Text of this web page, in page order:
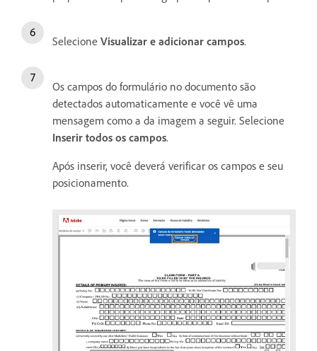
Selecione Visualizar e adicionar campos.
Os campos do formulário no documento são
detectados automaticamente e você vê uma
mensagem como a da imagem a seguir. Selecione
Inserir todos os campos.
Após inserir, você deverá verificar os campos e seu
posicionamento.